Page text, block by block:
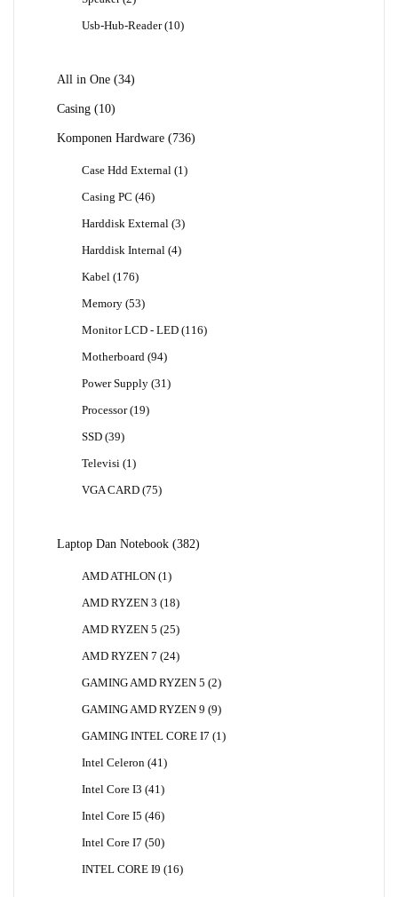
Usb-Hub-Reader 1010
All in One 3434
Casing
1010
Komponen Hardware
736736
Case Hdd External 1 1
Casing PC 4646
Harddisk External 33
Harddisk Internal 44
Kabel
176176
Memory 5353
Monitor LCD - LED 116116
Motherboard 9494
Power Supply 31 31
Processor 1919
SSD 3939
Televisi
1 1
VGA CARD 7575
Laptop Dan Notebook 382382
AMD ATHLON 1 1
AMD RYZEN 3
1818
AMD RYZEN 5 2525
AMD RYZEN 7 2424
GAMING AMD RYZEN 5 22
GAMING AMD RYZEN 9 99
GAMING INTEL CORE I7
1 1
Intel Celeron 41 41
Intel Core I3 41 41
Intel Core I5 4646
Intel Core I7 5050
INTEL CORE I9
1616